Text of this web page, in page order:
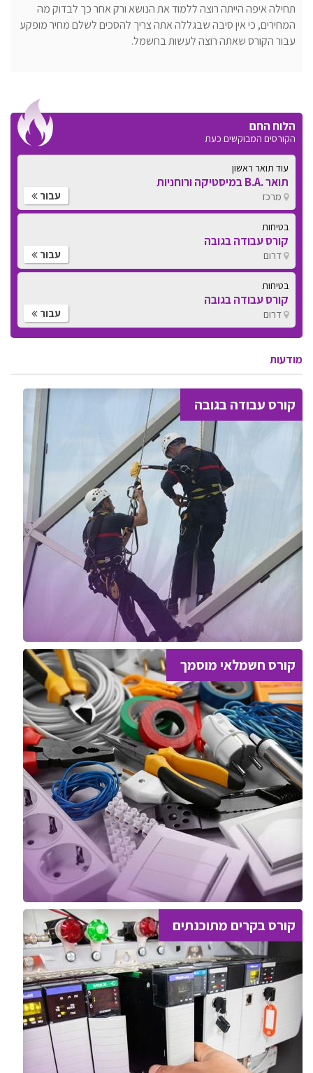
תחילה איפה הייתה רוצה ללמוד את הנושא ורק אחר כך לבדוק מה
המחירים, כי אין סיבה שבגללה אתה צריך להסכים לשלם מחיר מופקע
עבור הקורס שאתה רוצה לעשות בחשמל.
הלוח החם
הקורסים המבוקשים כעת
עוד תואר ראשון
תואר .B.A במיסטיקה ורוחניות
מרכז עבור
בטיחות
קורס עבודה בגובה
דרום עבור
בטיחות
קורס עבודה בגובה
דרום עבור
מודעות
קורס עבודה בגובה
קורס חשמלאי מוסמך
קורס בקרים מתוכנתים